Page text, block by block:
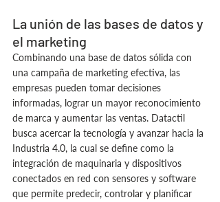
La unión de las bases de datos y
el marketing
Combinando una base de datos sólida con
una campaña de marketing efectiva, las
empresas pueden tomar decisiones
informadas, lograr un mayor reconocimiento
de marca y aumentar las ventas. Datactil
busca acercar la tecnología y avanzar hacia la
Industria 4.0, la cual se define como la
integración de maquinaria y dispositivos
conectados en red con sensores y software
que permite predecir, controlar y planificar